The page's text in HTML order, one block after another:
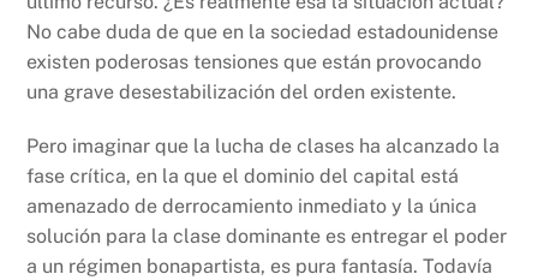
No cabe duda de que en la sociedad estadounidense
existen poderosas tensiones que están provocando
una grave desestabilización del orden existente.
Pero imaginar que la lucha de clases ha alcanzado la
fase crítica, en la que el dominio del capital está
amenazado de derrocamiento inmediato y la única
solución para la clase dominante es entregar el poder
a un régimen bonapartista, es pura fantasía. Todavía